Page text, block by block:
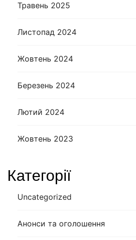
Травень 2025
Листопад 2024
Жовтень 2024
Березень 2024
Лютий 2024
Жовтень 2023
Категорії
Uncategorized
Анонси та оголошення